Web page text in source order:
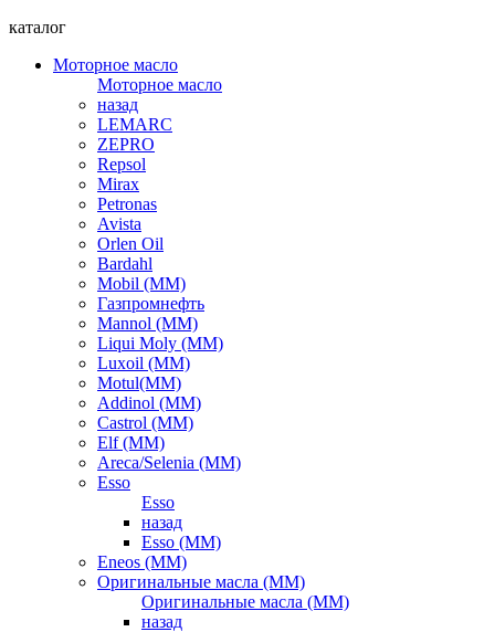
каталог
Моторное масло
Моторное масло
назад
LEMARC
ZEPRO
Repsol
Mirax
Petronas
Avista
Orlen Oil
Bardahl
Mobil (ММ)
Газпромнефть
Mannol (ММ)
Liqui Moly (ММ)
Luxoil (ММ)
Motul(ММ)
Addinol (ММ)
Castrol (ММ)
Elf (ММ)
Areca/Selenia (ММ)
Esso
Esso
назад
Esso (ММ)
Eneos (ММ)
Оригинальные масла (ММ)
Оригинальные масла (ММ)
назад